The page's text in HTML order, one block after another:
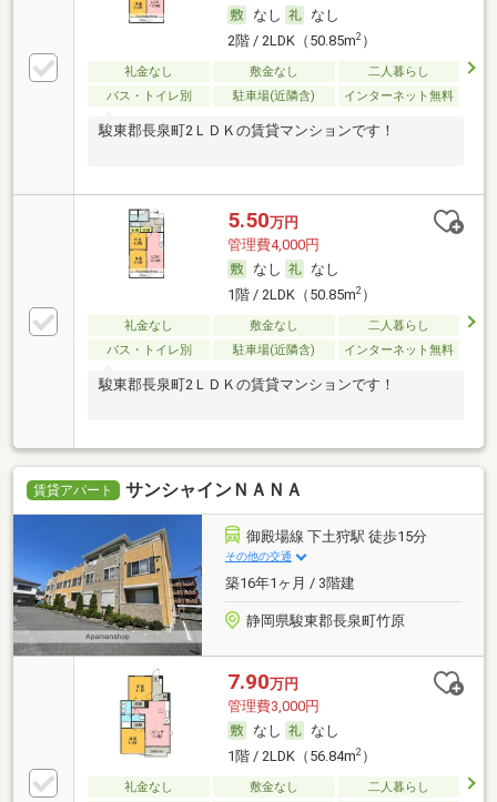
なし
なし
2階 / 2LDK（50.85m2）
礼金なし 敷金なし
二人暮らし
バス・トイレ別
駐車場(近隣含) インターネット無料
駿東郡長泉町2ＬＤＫの賃貸マンションです！
5.50万円
管理費4,000円
なし
なし
1階 / 2LDK（50.85m2）
礼金なし 敷金なし
二人暮らし
バス・トイレ別
駐車場(近隣含) インターネット無料
駿東郡長泉町2ＬＤＫの賃貸マンションです！
賃貸アパート サンシャインＮＡＮＡ
御殿場線 下土狩駅 徒歩15分
その他の交通
築16年1ヶ月 / 3階建
静岡県駿東郡長泉町竹原
7.90万円
管理費3,000円
なし
なし
1階 / 2LDK（56.84m2）
礼金なし 敷金なし
二人暮らし